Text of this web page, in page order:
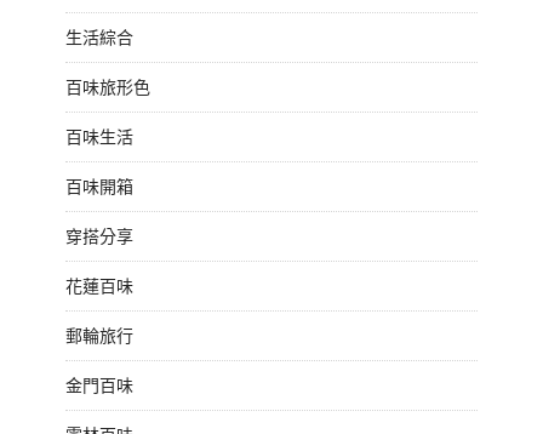
生活綜合
百味旅形色
百味生活
百味開箱
穿搭分享
花蓮百味
郵輪旅行
金門百味